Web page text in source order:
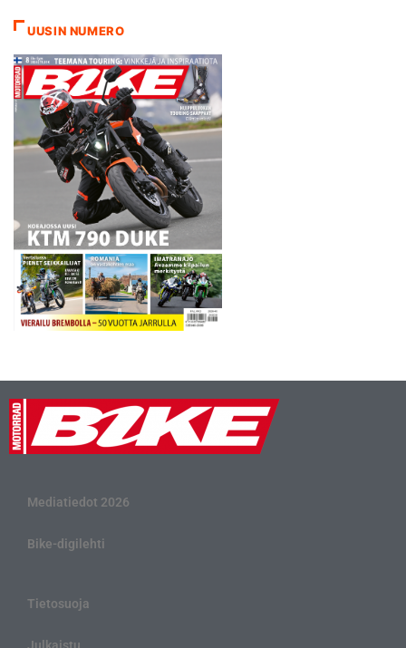
UUSIN NUMERO
Mediatiedot 2026
Bike-digilehti
Tietosuoja
Julkaistu